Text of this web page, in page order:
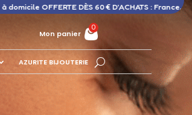
DÈS 60 € D’ACHATS : France, DOM, Europe ✦
Mon panier
AZURITE BIJOUTERIE